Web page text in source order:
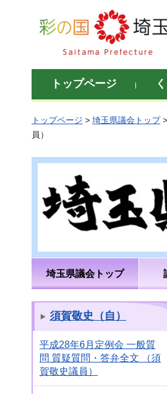
彩の国 埼玉県
トップページ
トップページ > 埼玉県議会トップ>
員）
埼玉県議会トップ
須賀敬史（自）
平成28年6月定例会 一般質
問 質疑質問・答弁全文 （須
賀敬史議員）